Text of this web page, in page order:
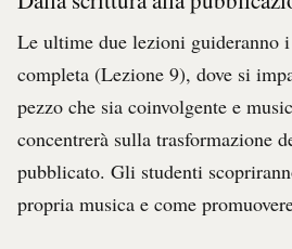
Le ultime due lezioni guideranno
completa (Lezione 9), dove si
pezzo che sia coinvolgente e
concentrerà sulla trasformazione
pubblicato. Gli studenti
propria musica e come